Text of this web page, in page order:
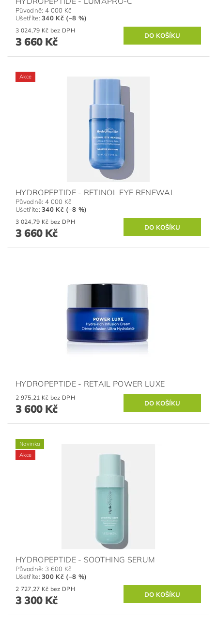
Původně: 4 000 Kč
Ušetříte:340 Kč (–8 %)
3 024,79 Kč bez DPH
3 660 Kč
Akce
HYDROPEPTIDE - RETINOL EYE RENEWAL
Původně: 4 000 Kč
Ušetříte:340 Kč (–8 %)
3 024,79 Kč bez DPH
3 660 Kč
HYDROPEPTIDE - RETAIL POWER LUXE
2 975,21 Kč bez DPH
3 600 Kč
Novinka
Akce
HYDROPEPTIDE - SOOTHING SERUM
Původně: 3 600 Kč
Ušetříte:300 Kč (–8 %)
2 727,27 Kč bez DPH
3 300 Kč